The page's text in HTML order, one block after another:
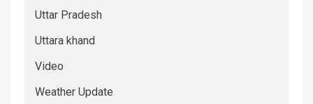
Uttar Pradesh
Uttara khand
Video
Weather Update